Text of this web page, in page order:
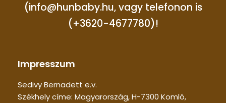
(info@hunbaby.hu, vagy telefonon is
(+3620-4677780)!
Impresszum
Sedivy Bernadett e.v.
Székhely címe: Magyarország, H-7300 Komló,